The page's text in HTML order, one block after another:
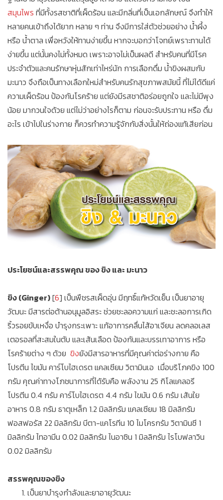
สมุนไพร ที่มีทั้งรสชาติที่เผ็ดร้อน และมีกลิ่นที่เป็นเอกลักษณ์ จึงทำให้
หลายคนเข้าถึงได้ยาก หลาย ๆ ท่าน จึงมีการใส่ตัวช่วยอย่าง น้ำผึ้ง
หรือ น้ำตาล เพื่อหวังให้ทานง่ายขึ้น หากจะบอกว่าโจทย์เพราะทานได้
ง่ายขึ้น แต่นั้นคงไม่ทั้งหมด เพราะอาจไม่เป็นผลดี สำหรับคนที่มีโรค
ประจำตัวและคนรักษาหุ่นสักเท่าไหร่นัก การเลือกดื่ม น้ำขิงผสมกับ
มะนาว จึงถือเป็นทางเลือกใหม่สำหรับคนรักสุขภาพสมัยนี้ ที่ไม่ได้ดีแค่
ความเผ็ดร้อน ป้องกันโรคร้าย แต่ยังมีรสชาติอร่อยถูกใจ และไม่มีพุง
น้อย มากวนใจด้วย แต่ไม่ว่าอย่างไรก็ตาม ก่อนจะรับประทาน หรือ ดื่ม
อะไร เข้าไปในร่างกาย ก็ควรทำความรู้จักกับสิ่งนั้นให้ถ่องแท้เสียก่อน
ประโยชน์และสรรพคุณ ของ ขิง และ มะนาว
ขิง (Ginger)[6] เป็นพืชรสเผ็ดอุ่น มีฤทธิ์แก้หวัดเย็น เป็นยาอายุ
วัฒนะ มีสารต่อต้านอนุมูลอิสระ ช่วยชะลอความแก่ และชะลอการเกิด
ริ้วรอยขับเหงื่อ บำรุงกระเพาะ แก้อาการคลื่นไส้อาเจียน ลดคลอเลส
เตอรอลที่สะสมในตับ และเส้นเลือด ป้องกันและบรรเทาอาการ หรือ
โรคร้ายต่าง ๆ ด้วย ขิงยังมีสารอาหารที่มีคุณค่าต่อร่างกาย คือ
โปรตีน ไขมัน คาร์โบไฮเดรต แคลเซียม วิตามินเอ เมื่อบริโภคขิง 100
กรัม คุณค่าทางโภชนาการที่ได้รับคือ พลังงาน 25 กิโลแคลอรี
โปรตีน 0.4 กรัม คาร์โบไฮเดรต 4.4 กรัม ไขมัน 0.6 กรัม เส้นใย
อาหาร 0.8 กรัม ธาตุเหล็ก 1.2 มิลลิกรัม แคลเซียม 18 มิลลิกรัม
ฟอสฟอรัส 22 มิลลิกรัม บีตา-แคโรทีน 10 ไมโครกรัม วิตามินซี 1
มิลลิกรัม ไทอามีน 0.02 มิลลิกรัม ไนอาซิน 1 มิลลิกรัม ไรโบฟลาวิน
0.02 มิลลิกรัม
สรรพคุณของขิง
เป็นยาบำรุงกำลังและยาอายุวัฒนะ